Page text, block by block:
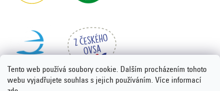
Tento web používá soubory cookie. Dalším procházením tohoto
webu vyjadřujete souhlas s jejich používáním. Více informací